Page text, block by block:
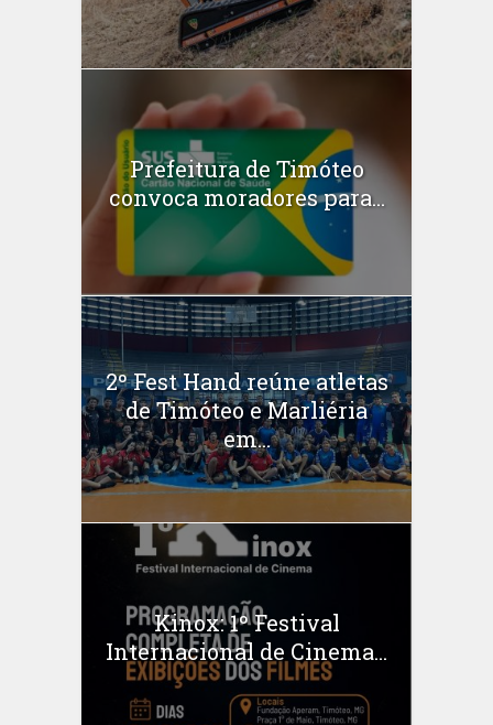
Prefeitura de Timóteo
convoca moradores para...
2º Fest Hand reúne atletas
de Timóteo e Marliéria
em...
Kinox: 1º Festival
Internacional de Cinema...